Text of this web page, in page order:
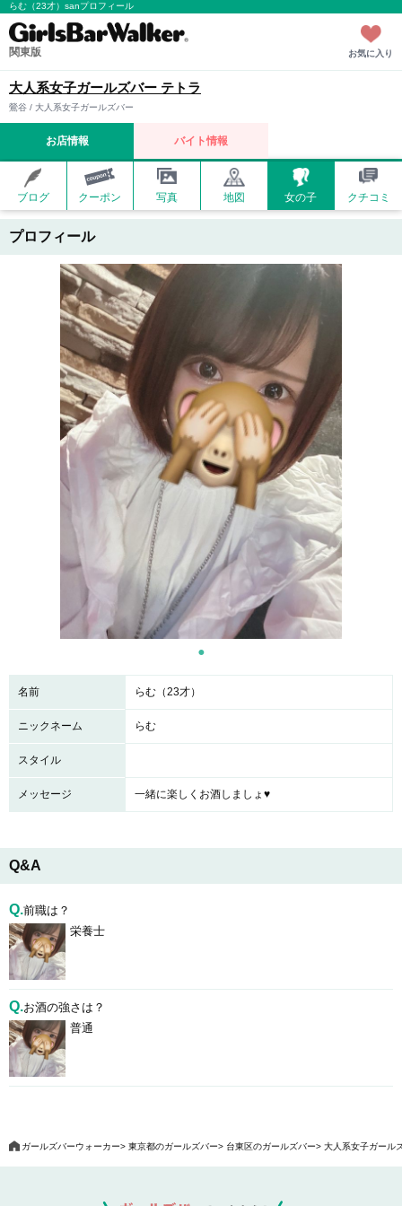
らむ（23才）sanプロフィール
関東版 お気に入り
大人系女子ガールズバー テトラ
鶯谷 / 大人系女子ガールズバー
お店情報 バイト情報
ブログ クーポン 写真 地図 女の子 クチコミ
プロフィール
名前 らむ（23才）
ニックネーム らむ
スタイル
メッセージ 一緒に楽しくお酒しましょ♥
Q&A
Q.前職は？
栄養士
Q.お酒の強さは？
普通
ガールズバーウォーカー 東京都のガールズバー 台東区のガールズバー 大人系女子ガール